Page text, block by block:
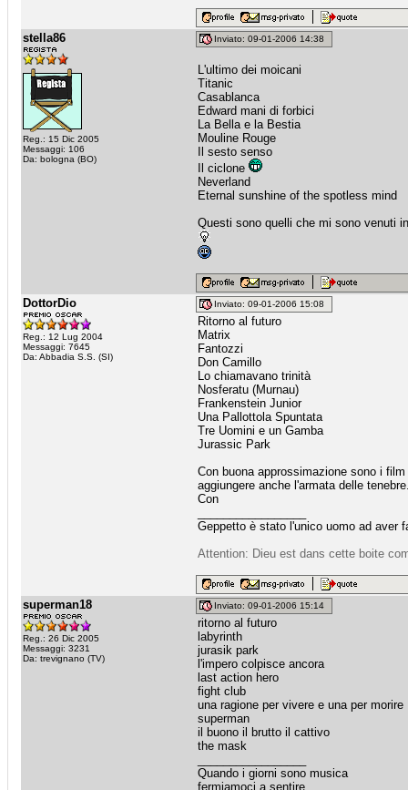
stella86
Reg.: 15 Dic 2005
Messaggi: 106
Da: bologna (BO)
Inviato: 09-01-2006 14:38
L'ultimo dei moicani
Titanic
Casablanca
Edward mani di forbici
La Bella e la Bestia
Mouline Rouge
Il sesto senso
Il ciclone
Neverland
Eternal sunshine of the spotless mind
Questi sono quelli che mi sono venuti
DottorDio
Reg.: 12 Lug 2004
Messaggi: 7645
Da: Abbadia S.S. (SI)
Inviato: 09-01-2006 15:08
Ritorno al futuro
Matrix
Fantozzi
Don Camillo
Lo chiamavano trinità
Nosferatu (Murnau)
Frankenstein Junior
Una Pallottola Spuntata
Tre Uomini e un Gamba
Jurassic Park
Con buona approssimazione sono i
aggiungere anche l'armata delle
Con
Geppetto è stato l'unico uomo ad aver
Attention: Dieu est dans cette boite
superman18
Reg.: 26 Dic 2005
Messaggi: 3231
Da: trevignano (TV)
Inviato: 09-01-2006 15:14
ritorno al futuro
labyrinth
jurasik park
l'impero colpisce ancora
last action hero
fight club
una ragione per vivere e una per morire
superman
il buono il brutto il cattivo
the mask
Quando i giorni sono musica
fermiamoci a sentire.